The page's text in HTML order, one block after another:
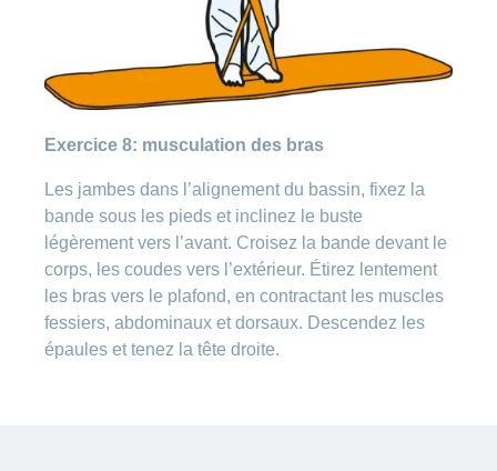
Exercice 8: musculation des bras
Les jambes dans l’alignement du bassin, fixez la
bande sous les pieds et inclinez le buste
légèrement vers l’avant. Croisez la bande devant le
corps, les coudes vers l’extérieur. Étirez lentement
les bras vers le plafond, en contractant les muscles
fessiers, abdominaux et dorsaux. Descendez les
épaules et tenez la tête droite.